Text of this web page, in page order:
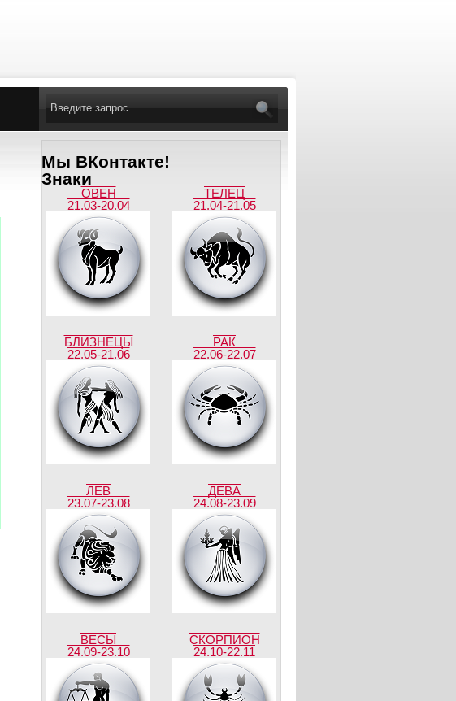
Мы ВКонтакте!
Знаки
ОВЕН
21.03-20.04
ТЕЛЕЦ
21.04-21.05
БЛИЗНЕЦЫ
22.05-21.06
РАК
22.06-22.07
ЛЕВ
23.07-23.08
ДЕВА
24.08-23.09
ВЕСЫ
24.09-23.10
СКОРПИОН
24.10-22.11